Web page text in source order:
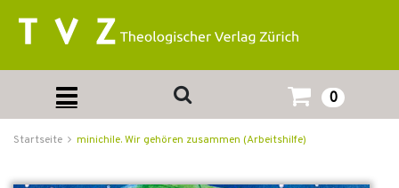
0
Startseite minichile. Wir gehören zusammen (Arbeitshilfe)